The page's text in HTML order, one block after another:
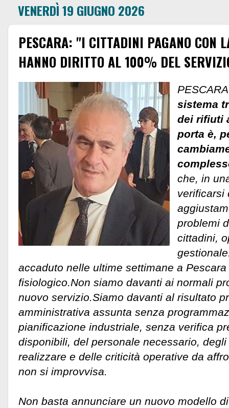
VENERDÌ 19 GIUGNO 2026
PESCARA: "I CITTADINI PAGANO CON
HANNO DIRITTO AL 100% DEL
sistema
dei rifiuti
porta è,
che, in
verificarsi
problemi
cittadini,
accaduto nelle ultime settimane a
fisiologico.Non siamo davanti ai normali
nuovo servizio.Siamo davanti al risultato
amministrativa assunta senza
pianificazione industriale, senza verifica
disponibili, del personale necessario,
realizzare e delle criticità operative da
non si improvvisa.
Non basta annunciare un nuovo modello